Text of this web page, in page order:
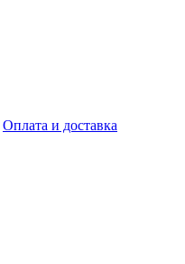
Оплата и доставка